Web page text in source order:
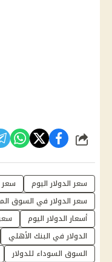
شارك
سعر الدولار اليوم
سعر
سعر الدولار في السوق
أسعار الدولار اليوم
الدولار في البنك الأهلي
السوق السوداء للدولار